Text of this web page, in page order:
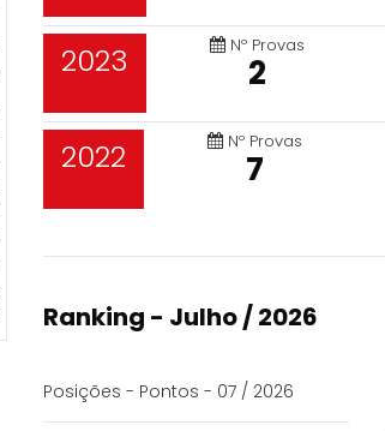
2023 Nº Provas
2
2022 Nº Provas
7
Ranking - Julho / 2026
Posições - Pontos - 07 / 2026